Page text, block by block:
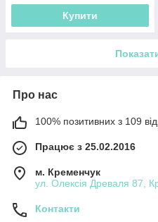
Купити
Про нас
100% позитивних з 109
Працює з 25.02.2016
м. Кременчук
ул. Олексія Древаля 87,
Контакти